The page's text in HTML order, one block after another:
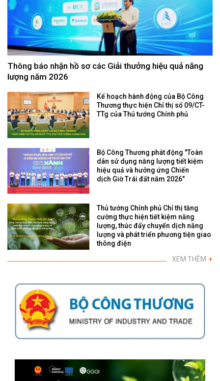
Thông báo nhận hồ sơ các Giải thưởng hiệu quả năng
lượng năm 2026
Kế hoạch hành động của Bộ Công
Thương thực hiện Chỉ thị số 09/CT-
TTg của Thủ tướng Chính phủ
Bộ Công Thương phát động "Toàn
dân sử dụng năng lượng tiết kiệm
hiệu quả và hưởng ứng Chiến
dịch Giờ Trái đất năm 2026"
Thủ tướng Chính phủ Chỉ thị tăng
cường thực hiện tiết kiệm năng
lượng, thúc đẩy chuyển dịch năng
lượng và phát triển phương tiện giao
thông điện
XEM THÊM +